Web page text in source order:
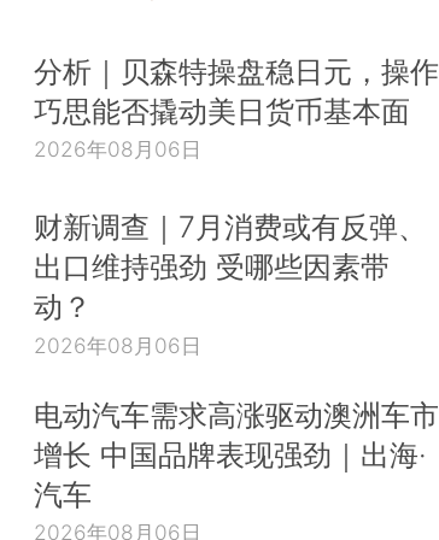
分析｜贝森特操盘稳日元，操作
巧思能否撬动美日货币基本面
2026年08月06日
财新调查｜7月消费或有反弹、
出口维持强劲 受哪些因素带
动？
2026年08月06日
电动汽车需求高涨驱动澳洲车市
增长 中国品牌表现强劲｜出海·
汽车
2026年08月06日